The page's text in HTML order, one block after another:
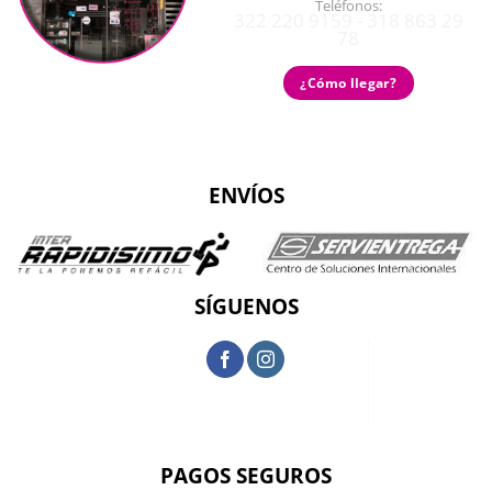
Teléfonos:
¿Cómo llegar?
ENVÍOS
SÍGUENOS
PAGOS SEGUROS